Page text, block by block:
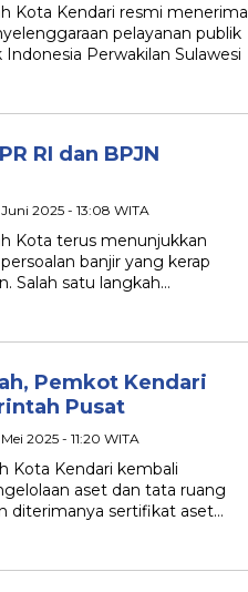
Kota Kendari resmi menerima
pelayanan publik
Perwakilan Sulawesi
RI dan BPJN
2025 - 13:08 WITA
Kota terus menunjukkan
banjir yang kerap
Salah satu langkah…
Pemkot Kendari
Pusat
2025 - 11:20 WITA
Kota Kendari kembali
aset dan tata ruang
diterimanya sertifikat aset…